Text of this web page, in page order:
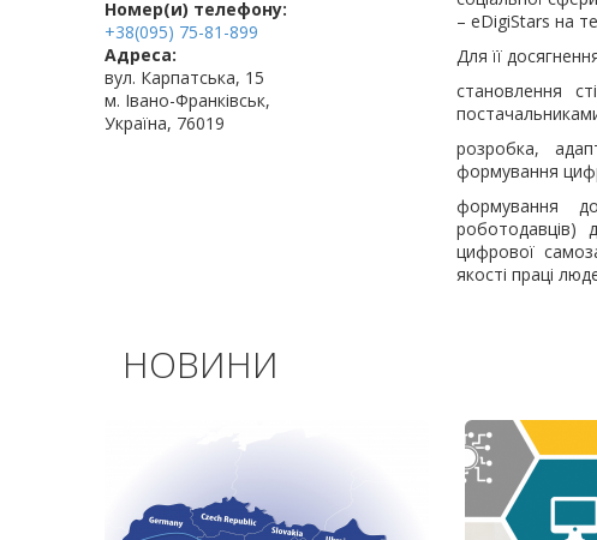
Номер(и) телефону:
+38(095) 75-81-899
Адреса:
вул. Карпатська, 15
м. Івано-Франківськ,
Україна, 76019
– eDigiStars на
Для її
становлення
розробка,
формування
формування
роботодавців)
цифрової
якості праці
НОВИНИ